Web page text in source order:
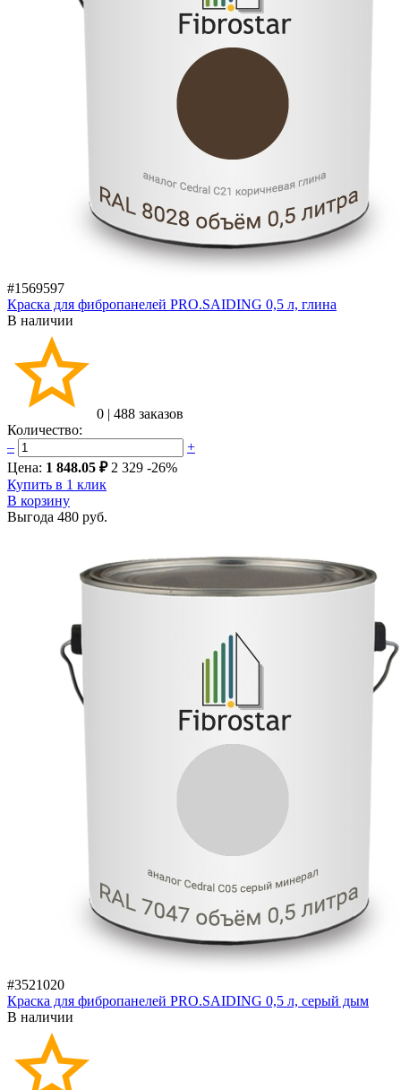
#1569597
Краска для фибропанелей PRO.SAIDING 0,5 л, глина
В наличии
0 | 488 заказов
Количество:
–
+
Цена: 1 848.05 ₽ 2 329 -26%
Купить в 1 клик
В корзину
Выгода 480 руб.
#3521020
Краска для фибропанелей PRO.SAIDING 0,5 л, серый дым
В наличии